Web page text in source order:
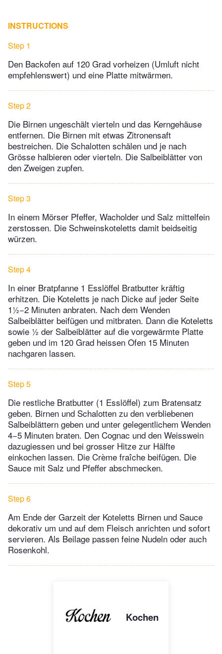
INSTRUCTIONS
Step 1
Den Backofen auf 120 Grad vorheizen (Umluft nicht
empfehlenswert) und eine Platte mitwärmen.
Step 2
Die Birnen ungeschält vierteln und das Kerngehäuse
entfernen. Die Birnen mit etwas Zitronensaft
bestreichen. Die Schalotten schälen und je nach
Grösse halbieren oder vierteln. Die Salbeiblätter von
den Zweigen zupfen.
Step 3
In einem Mörser Pfeffer, Wacholder und Salz mittelfein
zerstossen. Die Schweinskoteletts damit beidseitig
würzen.
Step 4
In einer Bratpfanne 1 Esslöffel Bratbutter kräftig
erhitzen. Die Koteletts je nach Dicke auf jeder Seite
1½−2 Minuten anbraten. Nach dem Wenden
Salbeiblätter beifügen und mitbraten. Dann die Koteletts
sowie ½ der Salbeiblätter auf die vorgewärmte Platte
geben und im 120 Grad heissen Ofen 15 Minuten
nachgaren lassen.
Step 5
Die restliche Bratbutter (1 Esslöffel) zum Bratensatz
geben. Birnen und Schalotten zu den verbliebenen
Salbeiblättern geben und unter gelegentlichem Wenden
4−5 Minuten braten. Den Cognac und den Weisswein
dazugiessen und bei grosser Hitze zur Hälfte
einkochen lassen. Die Crème fraîche beifügen. Die
Sauce mit Salz und Pfeffer abschmecken.
Step 6
Am Ende der Garzeit der Koteletts Birnen und Sauce
dekorativ um und auf dem Fleisch anrichten und sofort
servieren. Als Beilage passen feine Nudeln oder auch
Rosenkohl.
Kochen